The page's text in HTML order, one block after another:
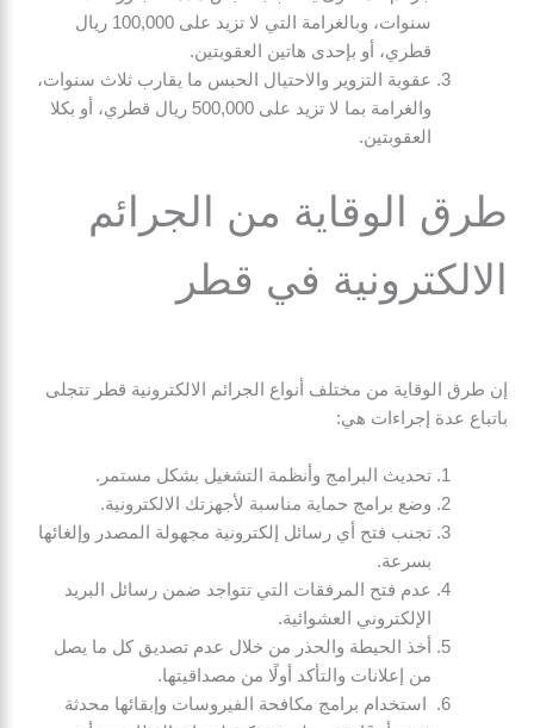
سنوات، وبالغرامة التي لا تزيد على 100,000 ريال
قطري، أو بإحدى هاتين العقوبتين.
عقوبة التزوير والاحتيال الحبس ما يقارب ثلاث سنوات،
والغرامة بما لا تزيد على 500,000 ريال قطري، أو بكلا
العقوبتين.
طرق الوقاية من الجرائم
الالكترونية في قطر
إن طرق الوقاية من مختلف أنواع الجرائم الالكترونية قطر تتجلى
باتباع عدة إجراءات هي:
تحديث البرامج وأنظمة التشغيل بشكل مستمر.
وضع برامج حماية مناسبة لأجهزتك الالكترونية.
تجنب فتح أي رسائل إلكترونية مجهولة المصدر وإلغائها
بسرعة.
عدم فتح المرفقات التي تتواجد ضمن رسائل البريد
الإلكتروني العشوائية.
أخذ الحيطة والحذر من خلال عدم تصديق كل ما يصل
من إعلانات والتأكد أولًا من مصداقيتها.
استخدام برامج مكافحة الفيروسات وإبقائها محدثة